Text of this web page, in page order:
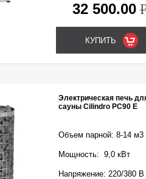
32 500.00
Электрическая печь
сауны Cilindro PC90 E
Объем парной: 8-14 м3
Мощность: 9,0 кВт
Напряжение: 220/380 В